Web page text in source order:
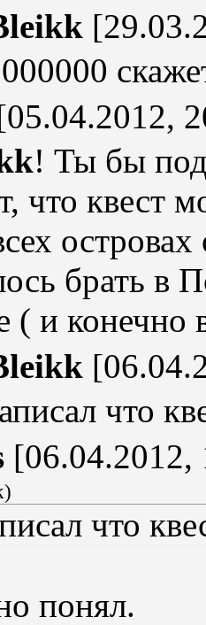
! Ты бы
что квест
брать в
( и конечно
что
[06.04.2012,
)
что
понял.